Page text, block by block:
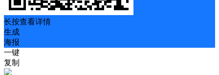
长按查看详情
生成
海报
一键
复制